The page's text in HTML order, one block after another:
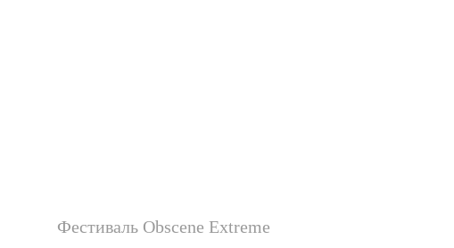
Фестиваль Obscene Extreme